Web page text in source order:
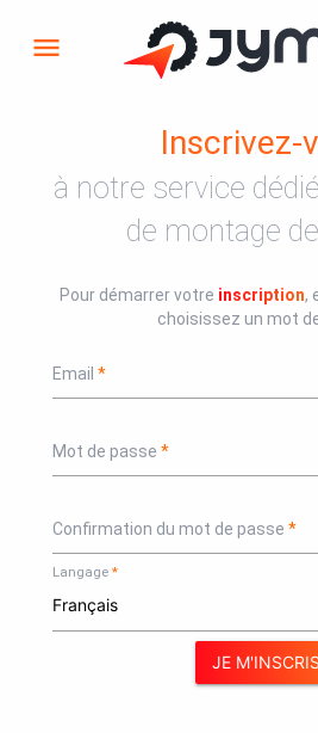
menu
Inscrivez-
à notre service
de montage
Pour démarrer votre inscription,
choisissez un mot
Email
Mot de passe
Confirmation du mot de passe
Langage
JE M'INSCRIS